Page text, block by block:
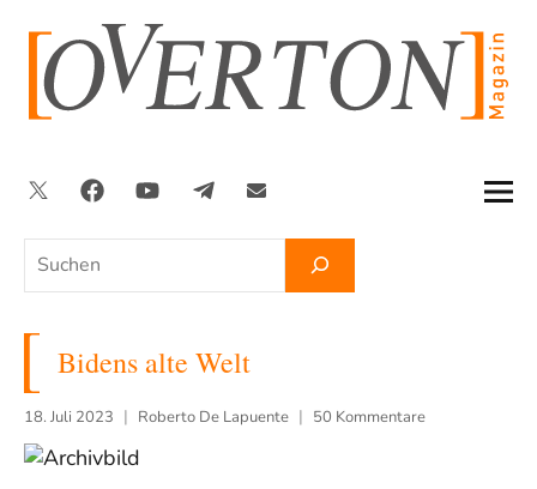
springen
Suchen
TwitterFacebookYouTubeTelegramNewsletter
Bidens alte Welt
18. Juli 2023 Roberto De Lapuente 50 Kommentare